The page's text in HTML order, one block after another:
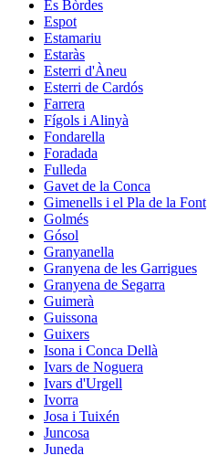
Es Bòrdes
Espot
Estamariu
Estaràs
Esterri d'Àneu
Esterri de Cardós
Farrera
Fígols i Alinyà
Fondarella
Foradada
Fulleda
Gavet de la Conca
Gimenells i el Pla de la Font
Golmés
Gósol
Granyanella
Granyena de les Garrigues
Granyena de Segarra
Guimerà
Guissona
Guixers
Isona i Conca Dellà
Ivars de Noguera
Ivars d'Urgell
Ivorra
Josa i Tuixén
Juncosa
Juneda